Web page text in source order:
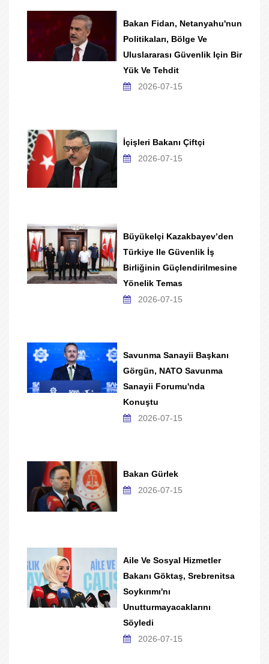
Bakan Fidan, Netanyahu'nun
Politikaları, Bölge Ve
Uluslararası Güvenlik Için Bir
Yük Ve Tehdit
2026-07-15
İçişleri Bakanı Çiftçi
2026-07-15
Büyükelçi Kazakbayev’den
Türkiye Ile Güvenlik İş
Birliğinin Güçlendirilmesine
Yönelik Temas
2026-07-15
Savunma Sanayii Başkanı
Görgün, NATO Savunma
Sanayii Forumu'nda
Konuştu
2026-07-15
Bakan Gürlek
2026-07-15
Aile Ve Sosyal Hizmetler
Bakanı Göktaş, Srebrenitsa
Soykırımı'nı
Unutturmayacaklarını
Söyledi
2026-07-15